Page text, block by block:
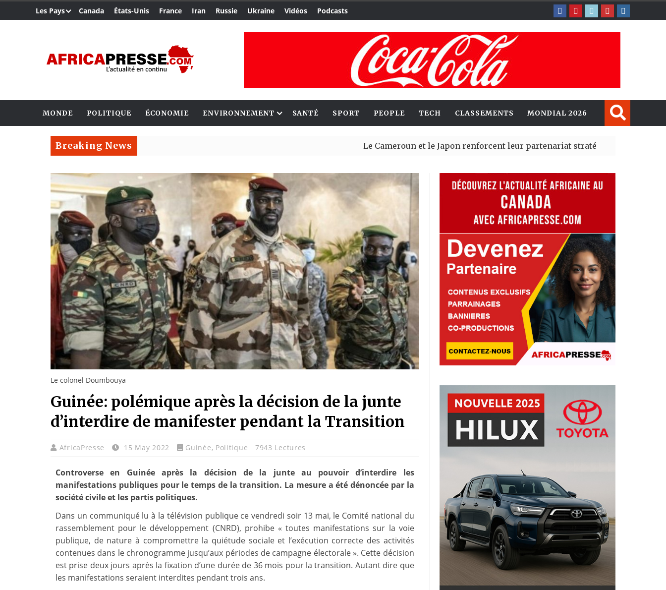
Les Pays Canada États-Unis France Iran Russie Ukraine Vidéos Podcasts
MONDE POLITIQUE ÉCONOMIE ENVIRONNEMENT SANTÉ SPORT PEOPLE TECH CLASSEMENTS MONDIAL 2026
Breaking News Le Cameroun et le Japon renforcent leur partenariat stratégique avec un cap sur
Le colonel Doumbouya
Guinée: polémique après la décision de la junte
d’interdire de manifester pendant la Transition
AfricaPresse 15 May 2022 Guinée, Politique 7943 Lectures
Controverse en Guinée après la décision de la junte au pouvoir d’interdire les
manifestations publiques pour le temps de la transition. La mesure a été dénoncée par la
société civile et les partis politiques.
Dans un communiqué lu à la télévision publique ce vendredi soir 13 mai, le Comité national du
rassemblement pour le développement (CNRD), prohibe « toutes manifestations sur la voie
publique, de nature à compromettre la quiétude sociale et l’exécution correcte des activités
contenues dans le chronogramme jusqu’aux périodes de campagne électorale ». Cette décision
est prise deux jours après la fixation d’une durée de 36 mois pour la transition. Autant dire que
les manifestations seraient interdites pendant trois ans.